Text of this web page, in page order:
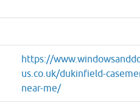
https://
us.co.uk/dukinfield-
near-me/